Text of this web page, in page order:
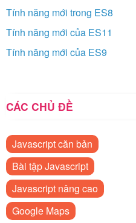
Tính năng mới trong ES8
Tính năng mới của ES11
Tính năng mới của ES9
CÁC CHỦ ĐỀ
Javascript căn bản
Bài tập Javascript
Javascript nâng cao
Google Maps